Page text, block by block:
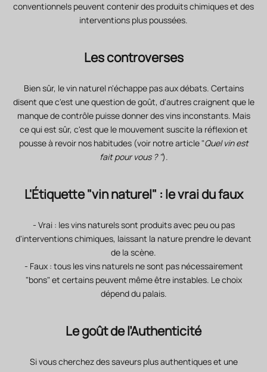
conventionnels peuvent contenir des produits chimiques et des
interventions plus poussées.
Les controverses
Bien sûr, le vin naturel n'échappe pas aux débats. Certains
disent que c'est une question de goût, d'autres craignent que le
manque de contrôle puisse donner des vins inconstants. Mais
ce qui est sûr, c'est que le mouvement suscite la réflexion et
pousse à revoir nos habitudes (voir notre article "Quel vin est
fait pour vous ? ").
L'Étiquette "vin naturel" : le vrai du faux
- Vrai : les vins naturels sont produits avec peu ou pas
d'interventions chimiques, laissant la nature prendre le devant
de la scène.
- Faux : tous les vins naturels ne sont pas nécessairement
"bons" et certains peuvent même être instables. Le choix
dépend du palais.
Le goût de l’Authenticité
Si vous cherchez des saveurs plus authentiques et une